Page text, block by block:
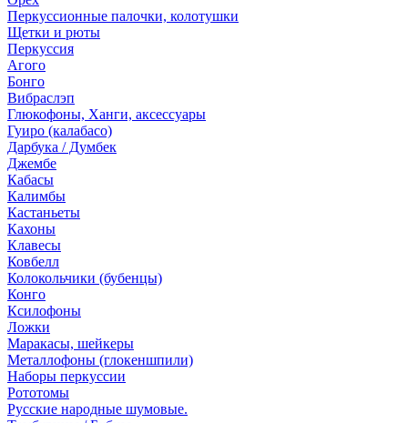
Перкуссионные палочки, колотушки
Щетки и рюты
Перкуссия
Агого
Бонго
Вибраслэп
Глюкофоны, Ханги, аксессуары
Гуиро (калабасо)
Дарбука / Думбек
Джембе
Кабасы
Калимбы
Кастаньеты
Кахоны
Клавесы
Ковбелл
Колокольчики (бубенцы)
Конго
Ксилофоны
Ложки
Маракасы, шейкеры
Металлофоны (глокеншпили)
Наборы перкуссии
Рототомы
Русские народные шумовые.